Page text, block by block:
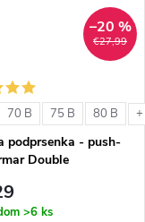
€27,99
–20 %
70 B 75 B 80 B
podprsenka - push-
Double
>6 ks